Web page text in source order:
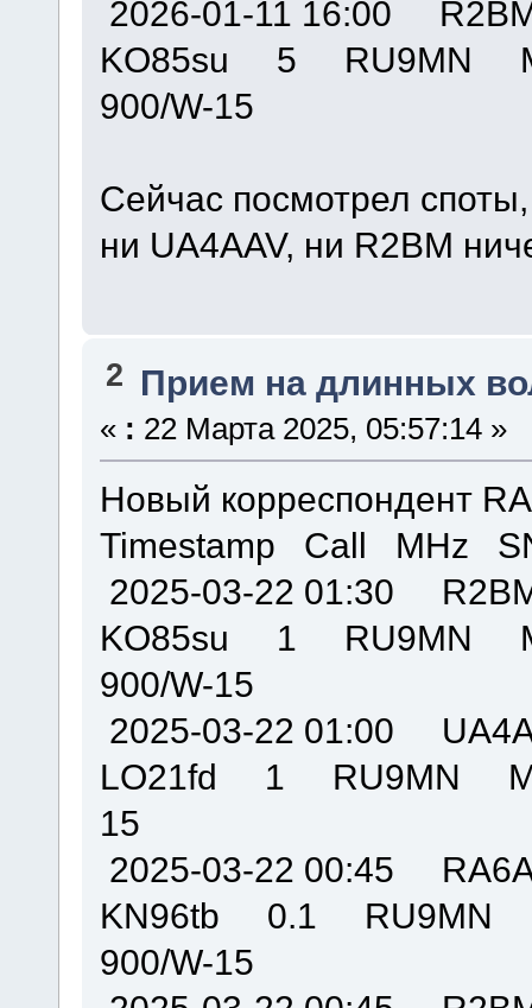
2026-01-11 16:00
KO85su 5 RU9MN
900/W-15
Сейчас посмотрел
ни UA4AAV, ни R2BM
2 Прием на длинных
« : 22 Марта 2025, 05:57:14 »
Новый корреспондент
Timestamp Call MHz
2025-03-22 01:30
KO85su 1 RU9MN
900/W-15
2025-03-22 01:00
LO21fd 1 RU9MN
15
2025-03-22 00:45
KN96tb 0.1
900/W-15